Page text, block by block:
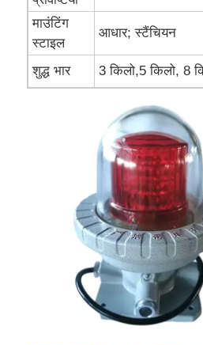
माउंटिंग
स्टाइल
आधार; स्टैंचियन
शुद्ध भार 3 किलो,5 किलो, 8